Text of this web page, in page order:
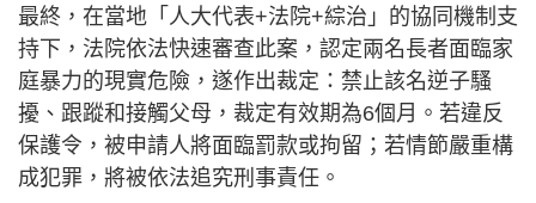
最終，在當地「人大代表+法院+綜治」的協同機制支
持下，法院依法快速審查此案，認定兩名長者面臨家
庭暴力的現實危險，遂作出裁定：禁止該名逆子騷
擾、跟蹤和接觸父母，裁定有效期為6個月。若違反
保護令，被申請人將面臨罰款或拘留；若情節嚴重構
成犯罪，將被依法追究刑事責任。